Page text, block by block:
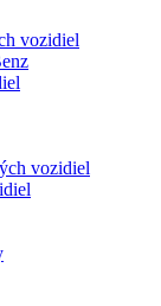
vozidiel
vozidiel